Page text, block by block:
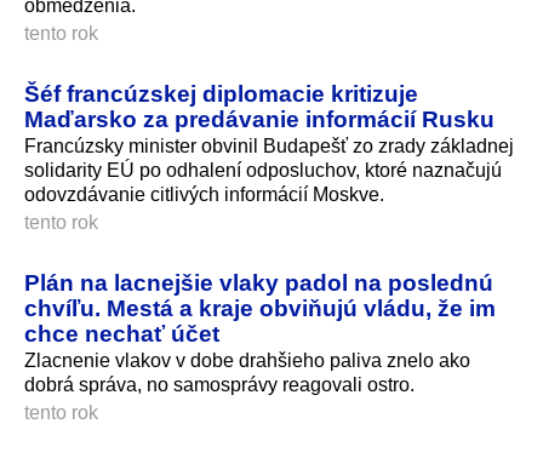
obmedzenia.
tento rok
Šéf francúzskej diplomacie kritizuje
Maďarsko za predávanie informácií Rusku
Francúzsky minister obvinil Budapešť zo zrady základnej
solidarity EÚ po odhalení odposluchov, ktoré naznačujú
odovzdávanie citlivých informácií Moskve.
tento rok
Plán na lacnejšie vlaky padol na poslednú
chvíľu. Mestá a kraje obviňujú vládu, že im
chce nechať účet
Zlacnenie vlakov v dobe drahšieho paliva znelo ako
dobrá správa, no samosprávy reagovali ostro.
tento rok